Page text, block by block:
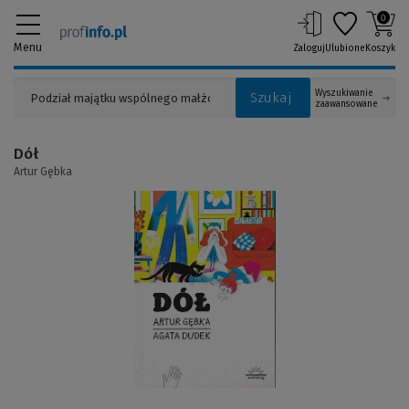
Menu
Szukaj
Wyszukiwanie
zaawansowane
ZalogujUlubione
0
Koszyk
do
Dół
Artur Gębka